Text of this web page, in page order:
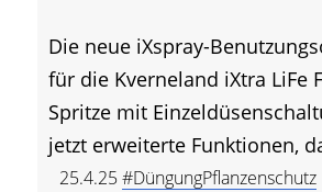
Die neue iXspray-
für die Kverneland iXtra LiFe
Spritze mit
jetzt erweiterte Funktionen,
25.4.25#DüngungPflanzenschutz